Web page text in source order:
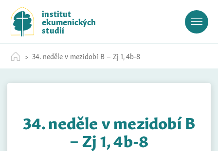
c
institut
ekumenických
studií
34. neděle v mezidobí B – Zj 1, 4b-8
34. neděle v mezidobí B
– Zj 1, 4b-8